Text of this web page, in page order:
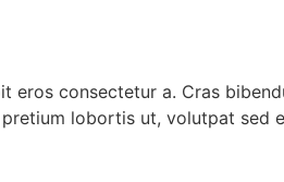
consectetur a. Cras
lobortis ut, volutpat sed